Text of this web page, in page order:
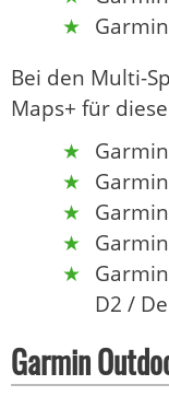
Bei den Multi-
Maps+ für
D2 /
Garmin